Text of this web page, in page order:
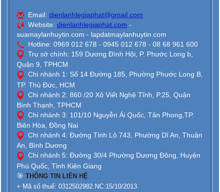
Email: dienlanhlegiaphat@gmail.com
Website: dienlanhlegiaphat.com -
suamaylanhuytin.com - lapdatmaylanhuytin.com
Hotline: 0969 012 678 - 0945 012 678 - 08 68 961 600
Trụ sở chính: 159 Dương Đình Hội, P. Phước Long b,
Quận 9, TPHCM
Chi nhánh 1: Số 14 Đường 185, Phường Phước Long B,
TP. Thủ Đức, HCM
Chi nhánh 2: 860 /20 Xô Viết Nghệ Tĩnh, P.25, Quận
Bình Thạnh, TPHCM
Chi nhánh 3: 101/10 Nguyễn Ái Quốc, Tân Phong,TP.
Biên Hòa, Đồng Nai
Chi nhánh 4: Đường Tỉnh Lộ 743, Phường Dĩ An, Thuận
An, Bình Dương
Chi nhánh 5: Đường 30/4 Phường Dương Đông, Huyện
Phú Quốc, Tỉnh Kiên Giang
🎯 THÔNG TIN LIÊN HỆ
+ Mã số thuế: 0312502982.NC:15/10/2013